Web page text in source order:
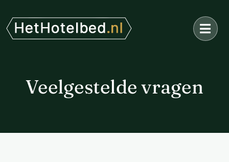
naar
inhoud
Veelgestelde vragen